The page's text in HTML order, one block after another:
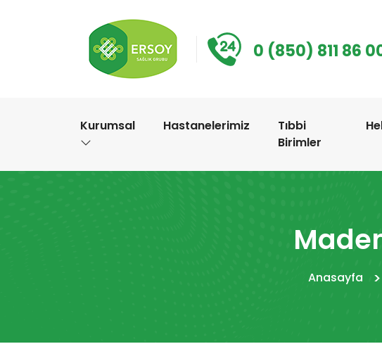
0 (850) 811 86
Kurumsal Hastanelerimiz
Tıbbi
Birimler
Anasayfa